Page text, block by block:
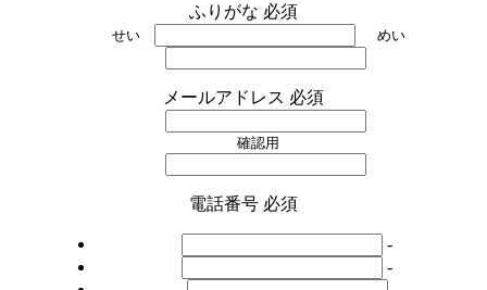
ふりがな 必須
せい めい
メールアドレス 必須
確認用
電話番号 必須
-
-